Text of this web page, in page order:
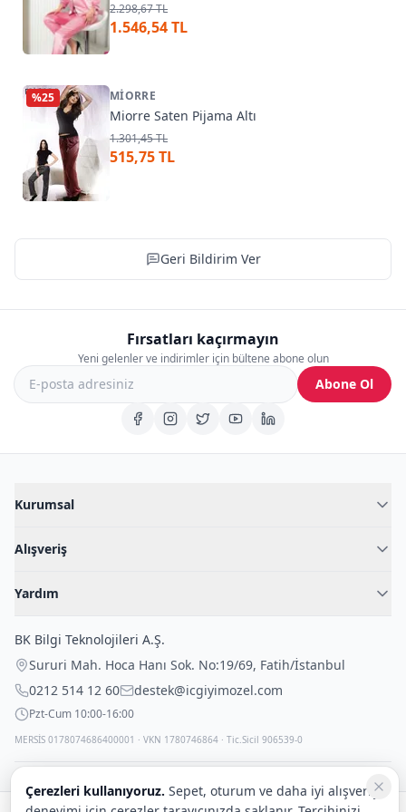
2.298,67 TL
1.546,54 TL
%25 MIORRE
Miorre Saten Pijama Altı
1.301,45 TL
515,75 TL
Geri Bildirim Ver
Fırsatları kaçırmayın
Yeni gelenler ve indirimler için bültene abone olun
Abone Ol
Kurumsal
Blog
İç Giyim Rehberi
Alışveriş
Fantazi İç Giyim
Çocuk İç Giyim
Outlet Fırsatları
Yardım
İade Politikası
Gizli Paketleme
BK Bilgi Teknolojileri A.Ş.
Sururi Mah. Hoca Hanı Sok. No:19/69, Fatih/İstanbul
0212 514 12 60
destek@icgiyimozel.com
Pzt-Cum 10:00-16:00
MERSİS 0178074686400001 · VKN 1780746864 · Tic.Sicil 906539-0
Çerezleri kullanıyoruz. Sepet, oturum ve daha iyi alışveriş